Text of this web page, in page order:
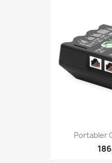
Portabler